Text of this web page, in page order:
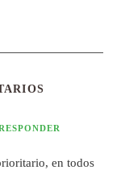
en todos